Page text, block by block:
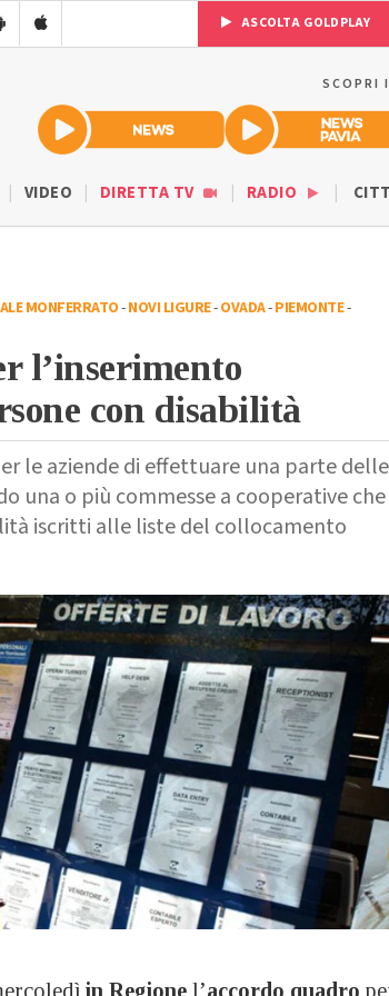
ASCOLTA GOLDPLAY
SCOPRI
VIDEO DIRETTA TV RADIO
MONFERRATO-NOVI LIGURE-OVADA-PIEMONTE-
l’inserimento
con disabilità
le aziende di effettuare una parte delle
una o più commesse a cooperative che
iscritti alle liste del collocamento
in Regione l’accordo quadro